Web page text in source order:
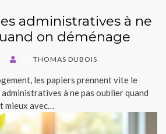
administratives à ne
on déménage
THOMAS DUBOIS
les papiers prennent vite le
administratives à ne pas oublier quand
mieux avec…